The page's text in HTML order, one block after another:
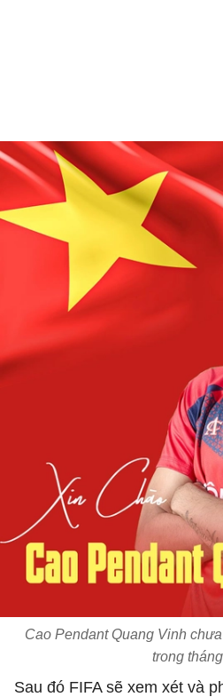
Cao Pendant Quang Vinh
trong
Sau đó FIFA sẽ xem xét và